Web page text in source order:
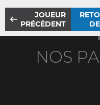
JOUEUR
PRÉCÉDENT
NOS